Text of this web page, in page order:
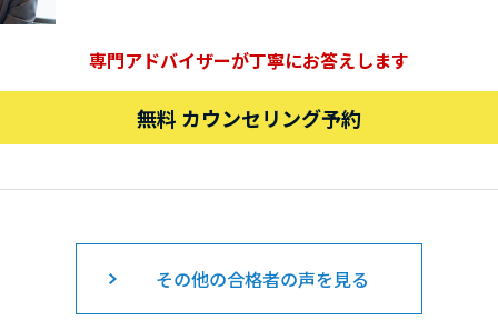
専門アドバイザーが丁寧にお答えします
無料 カウンセリング予約
その他の合格者の声を見る